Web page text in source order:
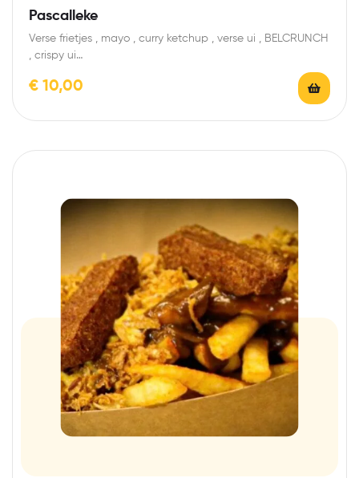
Pascalleke
Verse frietjes , mayo , curry ketchup , verse ui , BELCRUNCH
, crispy ui…
€ 10,00